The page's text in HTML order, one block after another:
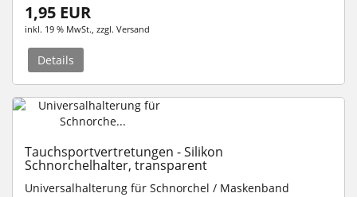
1,95 EUR
inkl. 19 % MwSt. , zzgl. Versand
Details
Tauchsportvertretungen - Silikon
Schnorchelhalter, transparent
Universalhalterung für Schnorchel / Maskenband